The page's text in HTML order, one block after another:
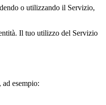
o utilizzando il Servizio,
Il tuo utilizzo del Servizio
esempio: